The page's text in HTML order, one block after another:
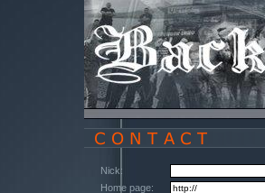
Nick:
Home page: